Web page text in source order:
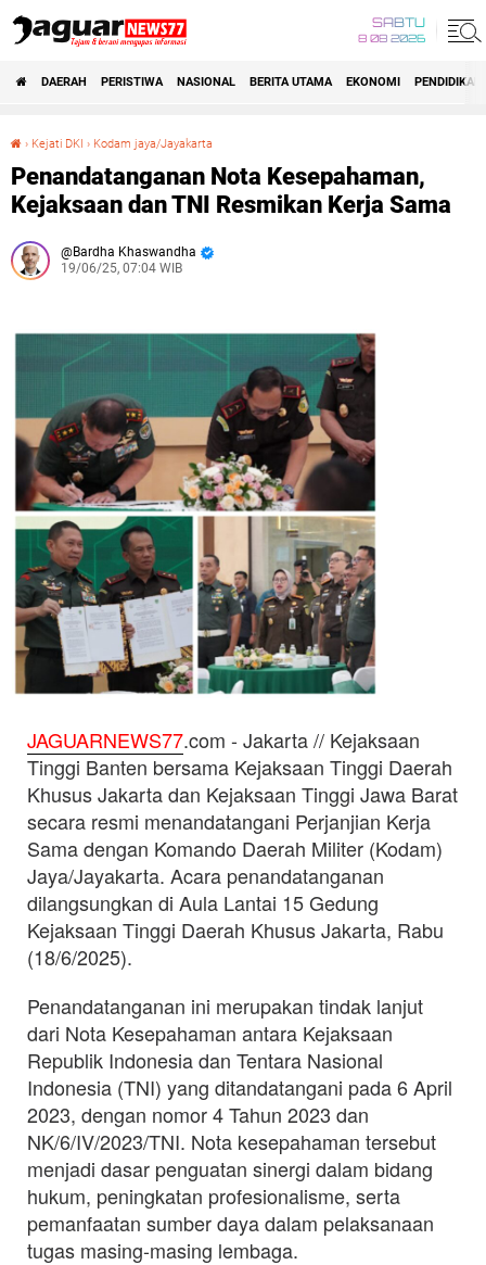
SABTU
8 08 2026
DAERAH PERISTIWA NASIONAL BERITA UTAMA EKONOMI PENDIDIKAN
› Kejati DKI › Kodam jaya/Jayakarta
Penandatanganan Nota Kesepahaman,
Kejaksaan dan TNI Resmikan Kerja Sama
Bardha Khaswandha
19/06/25, 07:04 WIB
JAGUARNEWS77.com - Jakarta // Kejaksaan
Tinggi Banten bersama Kejaksaan Tinggi Daerah
Khusus Jakarta dan Kejaksaan Tinggi Jawa Barat
secara resmi menandatangani Perjanjian Kerja
Sama dengan Komando Daerah Militer (Kodam)
Jaya/Jayakarta. Acara penandatanganan
dilangsungkan di Aula Lantai 15 Gedung
Kejaksaan Tinggi Daerah Khusus Jakarta, Rabu
(18/6/2025).
Penandatanganan ini merupakan tindak lanjut
dari Nota Kesepahaman antara Kejaksaan
Republik Indonesia dan Tentara Nasional
Indonesia (TNI) yang ditandatangani pada 6 April
2023, dengan nomor 4 Tahun 2023 dan
NK/6/IV/2023/TNI. Nota kesepahaman tersebut
menjadi dasar penguatan sinergi dalam bidang
hukum, peningkatan profesionalisme, serta
pemanfaatan sumber daya dalam pelaksanaan
tugas masing-masing lembaga.